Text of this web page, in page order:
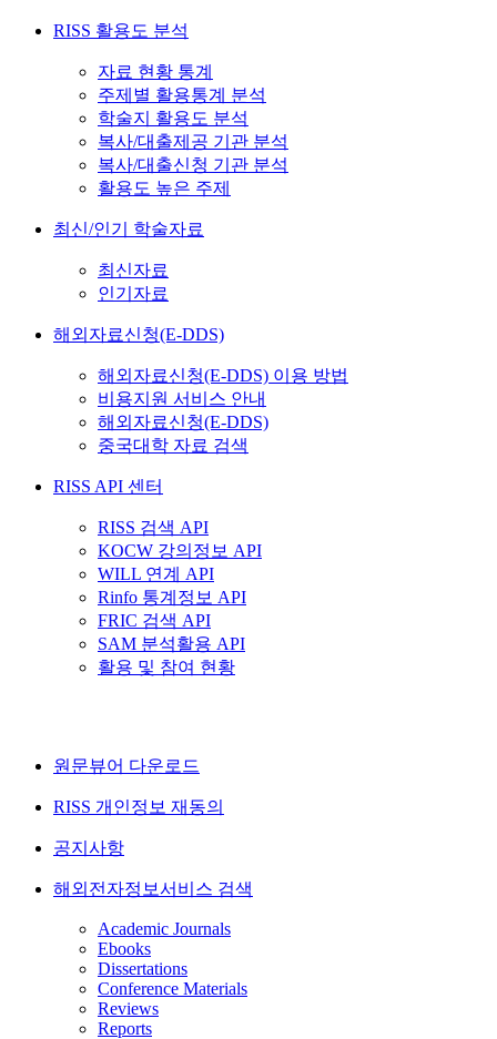
RISS 활용도 분석
자료 현황 통계
주제별 활용통계 분석
학술지 활용도 분석
복사/대출제공 기관 분석
복사/대출신청 기관 분석
활용도 높은 주제
최신/인기 학술자료
최신자료
인기자료
해외자료신청(E-DDS)
해외자료신청(E-DDS) 이용 방법
비용지원 서비스 안내
해외자료신청(E-DDS)
중국대학 자료 검색
RISS API 센터
RISS 검색 API
KOCW 강의정보 API
WILL 연계 API
Rinfo 통계정보 API
FRIC 검색 API
SAM 분석활용 API
활용 및 참여 현황
원문뷰어 다운로드
RISS 개인정보 재동의
공지사항
해외전자정보서비스 검색
Academic Journals
Ebooks
Dissertations
Conference Materials
Reviews
Reports